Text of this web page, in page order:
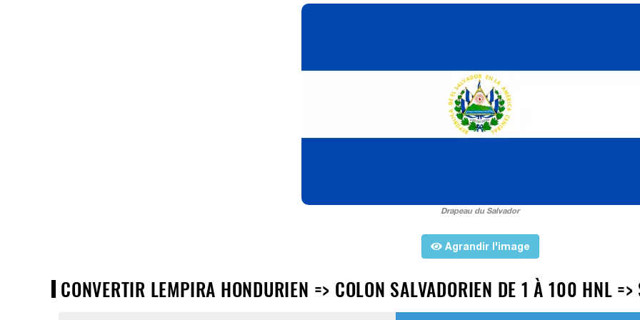
Drapeau du Salvador
Agrandir l'image
CONVERTIR LEMPIRA HONDURIEN => COLON SALVADORIEN DE 1 À 100 HNL =>